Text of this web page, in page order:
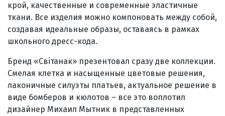
крой, качественные и современные эластичные
ткани. Все изделия можно компоновать между собой,
создавая идеальные образы, оставаясь в рамках
школьного дресс-кода.
Бренд «Свiтанак» презентовал сразу две коллекции.
Смелая клетка и насыщенные цветовые решения,
лаконичные силуэты платьев, актуальное решение в
виде бомберов и кюлотов – все это воплотил
дизайнер Михаил Мытник в представленных